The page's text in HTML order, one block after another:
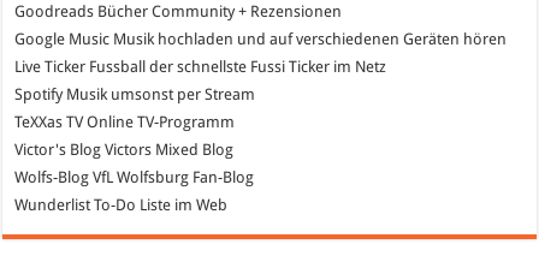
Goodreads Bücher Community + Rezensionen
Google Music Musik hochladen und auf verschiedenen Geräten hören
Live Ticker Fussball der schnellste Fussi Ticker im Netz
SpotifyMusik umsonst per Stream
TeXXas TVOnline TV-Programm
Victor's Blog Victors Mixed Blog
Wolfs-Blog VfL Wolfsburg Fan-Blog
Wunderlist To-Do Liste im Web